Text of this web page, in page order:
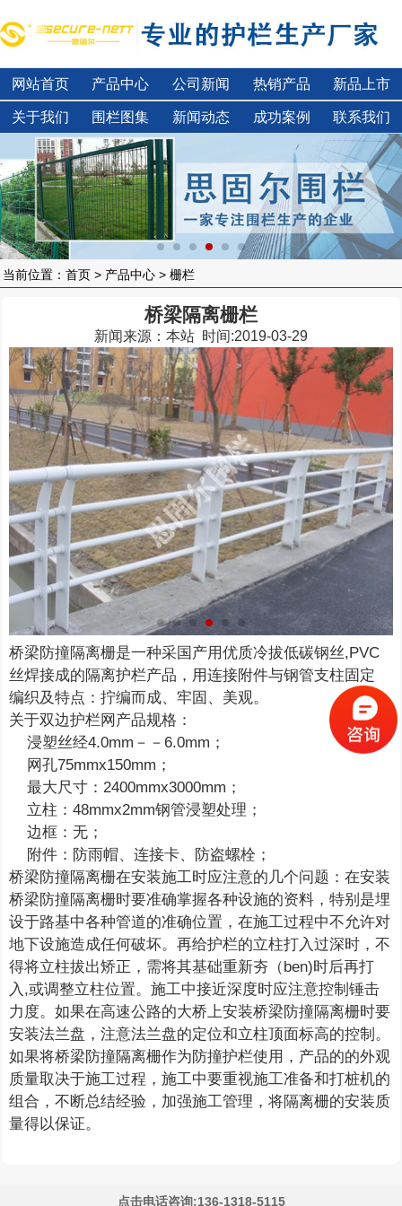
网站首页 产品中心 公司新闻 热销产品 新品上市
关于我们 围栏图集 新闻动态 成功案例 联系我们
当前位置： 首页 > 产品中心 > 栅栏
桥梁隔离栅栏
新闻来源：本站 时间:2019-03-29
桥梁防撞隔离栅是一种采国产用优质冷拔低碳钢丝,PVC
丝焊接成的隔离护栏产品，用连接附件与钢管支柱固定
编织及特点：拧编而成、牢固、美观。
关于双边护栏网产品规格：
浸塑丝经4.0mm－－6.0mm；
网孔75mmx150mm；
最大尺寸：2400mmx3000mm；
立柱：48mmx2mm钢管浸塑处理；
边框：无；
附件：防雨帽、连接卡、防盗螺栓；
桥梁防撞隔离栅在安装施工时应注意的几个问题：在安装
桥梁防撞隔离栅时要准确掌握各种设施的资料，特别是埋
设于路基中各种管道的准确位置，在施工过程中不允许对
地下设施造成任何破坏。再给护栏的立柱打入过深时，不
得将立柱拔出矫正，需将其基础重新夯（ben)时后再打
入,或调整立柱位置。施工中接近深度时应注意控制锤击
力度。如果在高速公路的大桥上安装桥梁防撞隔离栅时要
安装法兰盘，注意法兰盘的定位和立柱顶面标高的控制。
如果将桥梁防撞隔离栅作为防撞护栏使用，产品的的外观
质量取决于施工过程，施工中要重视施工准备和打桩机的
组合，不断总结经验，加强施工管理，将隔离栅的安装质
量得以保证。
点击电话咨询:136-1318-5115